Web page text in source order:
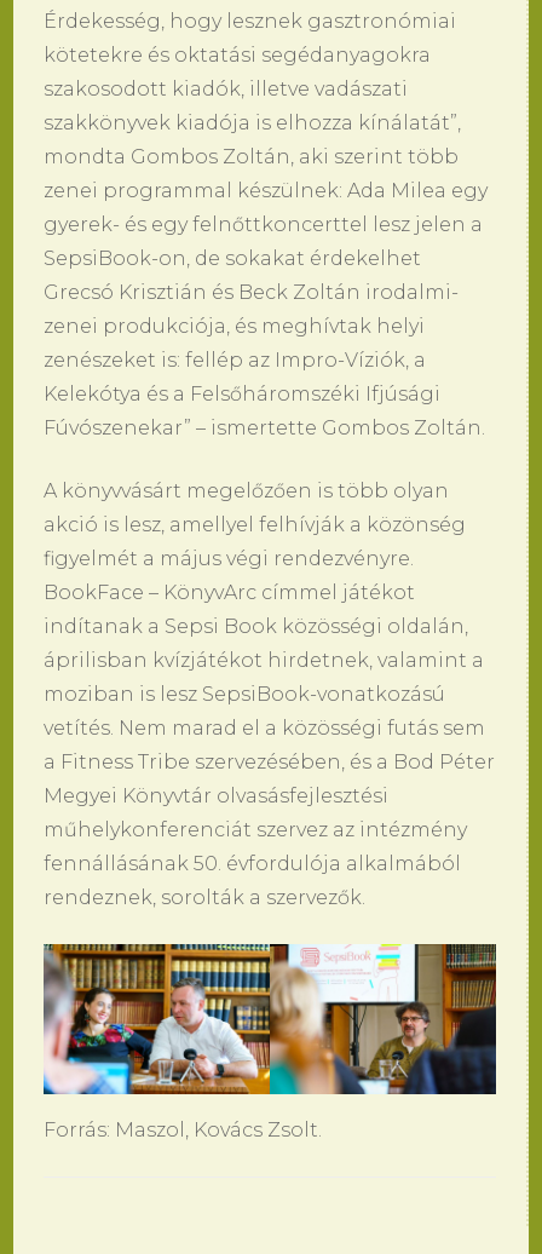
Érdekesség, hogy lesznek gasztronómiai
kötetekre és oktatási segédanyagokra
szakosodott kiadók, illetve vadászati
szakkönyvek kiadója is elhozza kínálatát”,
mondta Gombos Zoltán, aki szerint több
zenei programmal készülnek: Ada Milea egy
gyerek- és egy felnőttkoncerttel lesz jelen a
SepsiBook-on, de sokakat érdekelhet
Grecsó Krisztián és Beck Zoltán irodalmi-
zenei produkciója, és meghívtak helyi
zenészeket is: fellép az Impro-Víziók, a
Kelekótya és a Felsőháromszéki Ifjúsági
Fúvószenekar” – ismertette Gombos Zoltán.
A könyvvásárt megelőzően is több olyan
akció is lesz, amellyel felhívják a közönség
figyelmét a május végi rendezvényre.
BookFace – KönyvArc címmel játékot
indítanak a Sepsi Book közösségi oldalán,
áprilisban kvízjátékot hirdetnek, valamint a
moziban is lesz SepsiBook-vonatkozású
vetítés. Nem marad el a közösségi futás sem
a Fitness Tribe szervezésében, és a Bod Péter
Megyei Könyvtár olvasásfejlesztési
műhelykonferenciát szervez az intézmény
fennállásának 50. évfordulója alkalmából
rendeznek, sorolták a szervezők.
Forrás: Maszol, Kovács Zsolt.